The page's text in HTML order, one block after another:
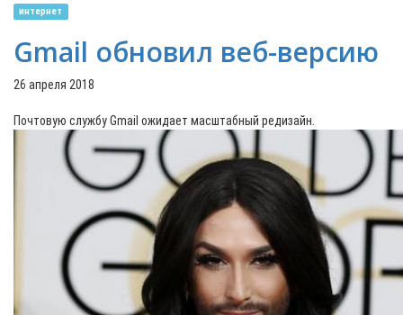
интернет
Gmail обновил веб-версию
26 апреля 2018
Почтовую службу Gmail ожидает масштабный редизайн.